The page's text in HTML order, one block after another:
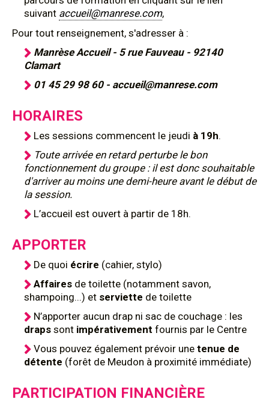
suivant accueil@manrese.com,
Pour tout renseignement, s'adresser à :
Manrèse Accueil - 5 rue Fauveau - 92140
Clamart
01 45 29 98 60 - accueil@manrese.com
HORAIRES
Les sessions commencent le jeudi à 19h.
Toute arrivée en retard perturbe le bon
fonctionnement du groupe : il est donc souhaitable
d'arriver au moins une demi-heure avant le début de
la session.
L’accueil est ouvert à partir de 18h.
APPORTER
De quoi écrire (cahier, stylo)
Affaires de toilette (notamment savon,
shampoing...) et serviette de toilette
N’apporter aucun drap ni sac de couchage : les
draps sont impérativement fournis par le Centre
Vous pouvez également prévoir une tenue de
détente (forêt de Meudon à proximité immédiate)
PARTICIPATION FINANCIÈRE